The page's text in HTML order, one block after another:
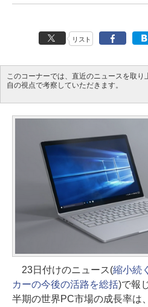
リスト
このコーナーでは、直近のニュースを取
自の視点で考察していただきます。
23日付けのニュース(縮小続
カーの今後の活路を総括)で報
半期の世界PC市場の成長率は